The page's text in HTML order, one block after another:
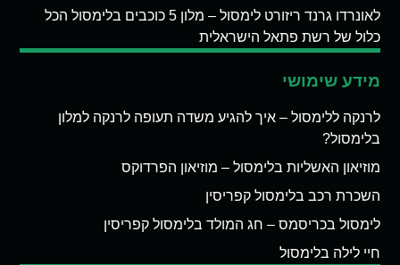
לאונרדו גרנד ריזורט לימסול – מלון 5 כוכבים בלימסול הכל
כלול של רשת פתאל הישראלית
מידע שימושי
לרנקה ללימסול – איך להגיע משדה תעופה לרנקה למלון
בלימסול?
מוזיאון האשליות בלימסול – מוזיאון הפרדוקס
השכרת רכב בלימסול קפריסין
לימסול בכריסמס – חג המולד בלימסול קפריסין
חיי לילה בלימסול